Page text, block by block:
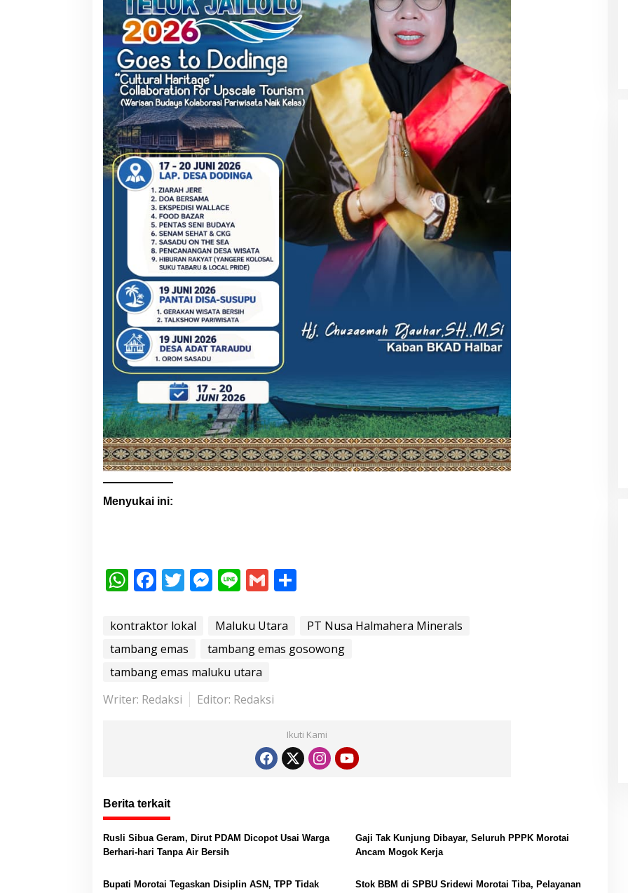
Menyukai ini:
W
at
s
A
p
F
e
b
o
o
T
itt
er
M
ss
e
n
g
Li
e
G
ai
l
ar
e
kontraktor lokal Maluku Utara
PT Nusa Halmahera Minerals
tambang emas
tambang emas gosowong
tambang emas maluku utara
Writer: Redaksi
Editor: Redaksi
Ikuti Kami
Berita terkait
Rusli Sibua Geram, Dirut PDAM Dicopot Usai Warga
Berhari-hari Tanpa Air Bersih
Gaji Tak Kunjung Dibayar, Seluruh PPPK Morotai
Ancam Mogok Kerja
Bupati Morotai Tegaskan Disiplin ASN, TPP Tidak Stok BBM di SPBU Sridewi Morotai Tiba, Pelayanan
RSUD Tobelo Perluas Akses
Layanan Jantung Anak, Didukung
Alat Echocardiography Bantuan
NHM
Kolaborasi NHM dan IDI Halut
Hadirkan Layanan Kesehatan bagi
Warga Terdampak Bencana Kao
Barat